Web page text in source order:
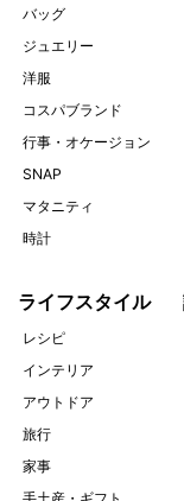
バッグ
ジュエリー
洋服
コスパブランド
行事・オケージョン
SNAP
マタニティ
時計
ライフスタイル
レシピ
インテリア
アウトドア
旅行
家事